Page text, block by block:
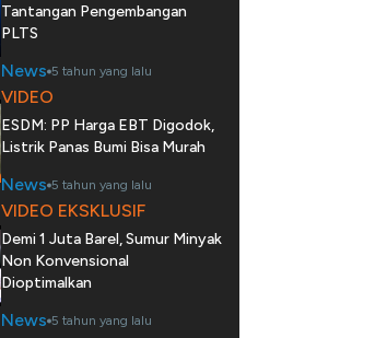
Tantangan Pengembangan
PLTS
News 5 tahun yang lalu
VIDEO
ESDM: PP Harga EBT Digodok,
Listrik Panas Bumi Bisa Murah
News 5 tahun yang lalu
VIDEO EKSKLUSIF
Demi 1 Juta Barel, Sumur Minyak
Non Konvensional
Dioptimalkan
News 5 tahun yang lalu